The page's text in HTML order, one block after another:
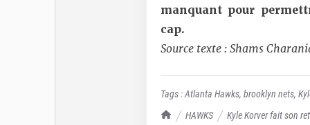
TrashTalk Actu NBA
HAWKS Kyle Korver fait son
manquant pour
cap.
Source texte : Shams
Tags :Atlanta Hawks, brooklyn nets,